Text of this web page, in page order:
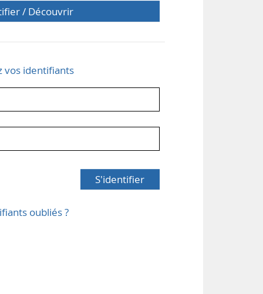
/ Découvrir
vos identifiants
S'identifier
oubliés ?